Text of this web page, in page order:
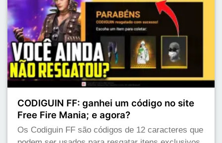
CODIGUIN FF: ganhei um código no site
Free Fire Mania; e agora?
Os Codiguin FF são códigos de 12 caracteres que